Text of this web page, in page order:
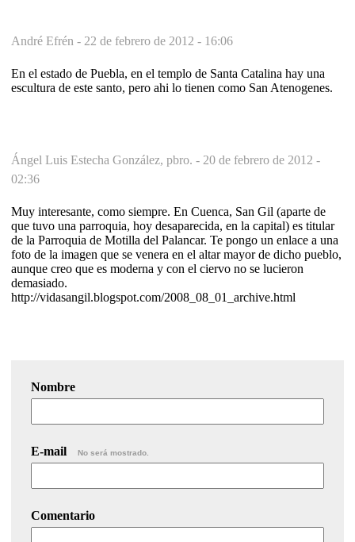
André Efrén - 22 de febrero de 2012 - 16:06
En el estado de Puebla, en el templo de Santa Catalina hay una
escultura de este santo, pero ahi lo tienen como San Atenogenes.
Ángel Luis Estecha González, pbro. - 20 de febrero de 2012 -
02:36
Muy interesante, como siempre. En Cuenca, San Gil (aparte de
que tuvo una parroquia, hoy desaparecida, en la capital) es titular
de la Parroquia de Motilla del Palancar. Te pongo un enlace a una
foto de la imagen que se venera en el altar mayor de dicho pueblo,
aunque creo que es moderna y con el ciervo no se lucieron
demasiado.
http://vidasangil.blogspot.com/2008_08_01_archive.html
Nombre
E-mail No será mostrado.
Comentario